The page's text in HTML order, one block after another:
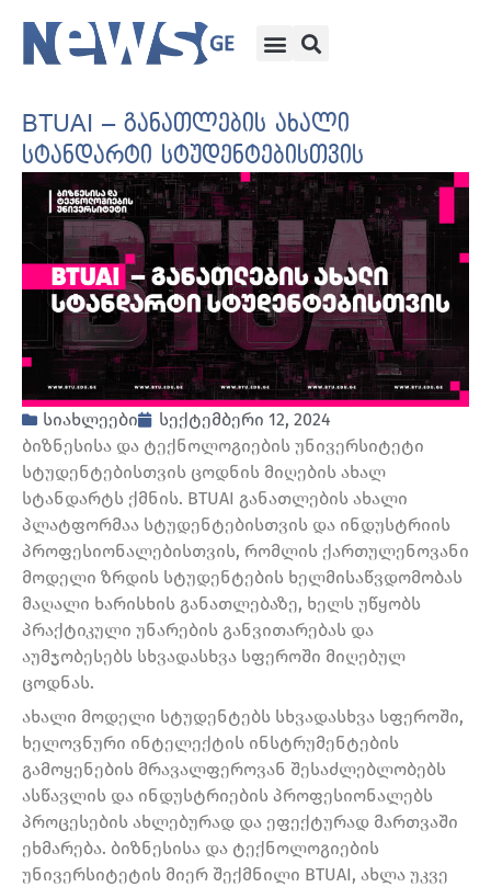
BTUAI – განათლების ახალი
სტანდარტი სტუდენტებისთვის
სიახლეები
სექტემბერი 12, 2024
ბიზნესისა და ტექნოლოგიების უნივერსიტეტი
სტუდენტებისთვის ცოდნის მიღების ახალ
სტანდარტს ქმნის. BTUAI განათლების ახალი
პლატფორმაა სტუდენტებისთვის და ინდუსტრიის
პროფესიონალებისთვის, რომლის ქართულენოვანი
მოდელი ზრდის სტუდენტების ხელმისაწვდომობას
მაღალი ხარისხის განათლებაზე, ხელს უწყობს
პრაქტიკული უნარების განვითარებას და
აუმჯობესებს სხვადასხვა სფეროში მიღებულ
ცოდნას.
ახალი მოდელი სტუდენტებს სხვადასხვა სფეროში,
ხელოვნური ინტელექტის ინსტრუმენტების
გამოყენების მრავალფეროვან შესაძლებლობებს
ასწავლის და ინდუსტრიების პროფესიონალებს
პროცესების ახლებურად და ეფექტურად მართვაში
ეხმარება. ბიზნესისა და ტექნოლოგიების
უნივერსიტეტის მიერ შექმნილი BTUAI, ახლა უკვე